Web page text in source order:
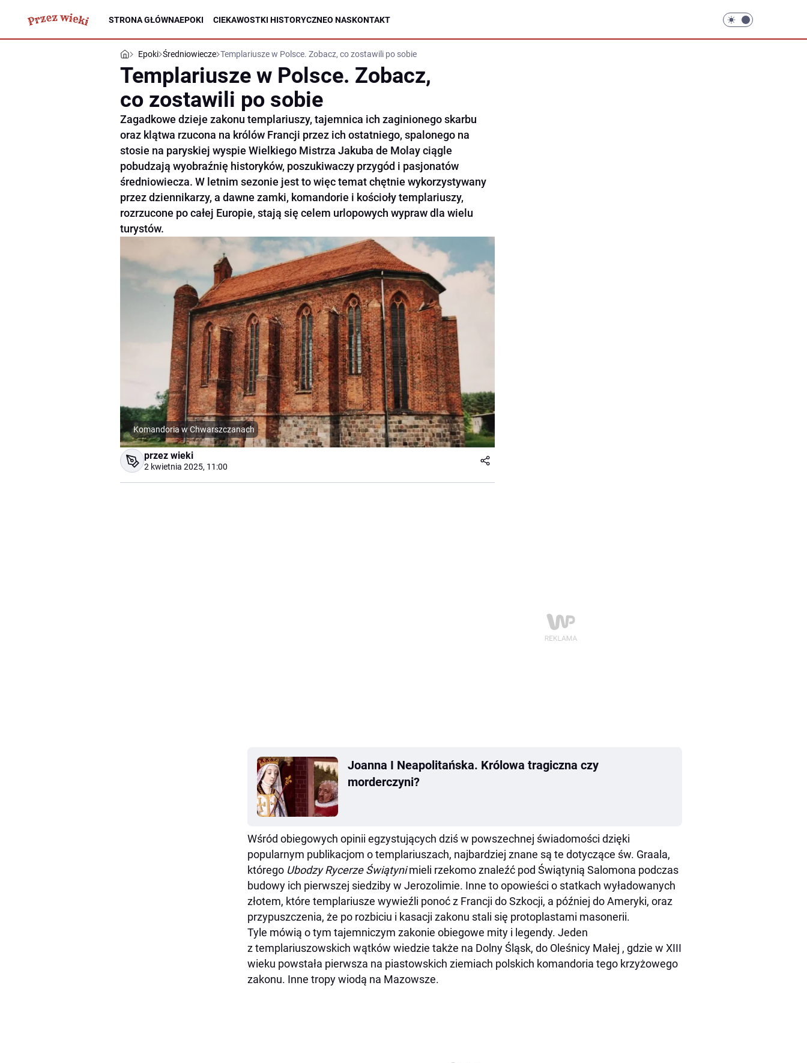
STRONA GŁÓWNAEPOKI CIEKAWOSTKI HISTORYCZNEO NASKONTAKT
Epoki Średniowiecze Templariusze w Polsce. Zobacz, co zostawili po sobie
Templariusze w Polsce. Zobacz,
co zostawili po sobie
Zagadkowe dzieje zakonu templariuszy, tajemnica ich zaginionego skarbu
oraz klątwa rzucona na królów Francji przez ich ostatniego, spalonego na
stosie na paryskiej wyspie Wielkiego Mistrza Jakuba de Molay ciągle
pobudzają wyobraźnię historyków, poszukiwaczy przygód i pasjonatów
średniowiecza. W letnim sezonie jest to więc temat chętnie wykorzystywany
przez dziennikarzy, a dawne zamki, komandorie i kościoły templariuszy,
rozrzucone po całej Europie, stają się celem urlopowych wypraw dla wielu
turystów.
Komandoria w Chwarszczanach
przez wieki
2 kwietnia 2025, 11:00
Joanna I Neapolitańska. Królowa tragiczna czy
morderczyni?
Wśród obiegowych opinii egzystujących dziś w powszechnej świadomości dzięki
popularnym publikacjom o templariuszach, najbardziej znane są te dotyczące św. Graala,
którego Ubodzy Rycerze Świątynimieli rzekomo znaleźć pod Świątynią Salomona podczas
budowy ich pierwszej siedziby w Jerozolimie. Inne to opowieści o statkach wyładowanych
złotem, które templariusze wywieźli ponoć z Francji do Szkocji, a później do Ameryki, oraz
przypuszczenia, że po rozbiciu i kasacji zakonu stali się protoplastami masonerii.
Tyle mówią o tym tajemniczym zakonie obiegowe mity i legendy. Jeden
z templariuszowskich wątków wiedzie także na Dolny Śląsk, do Oleśnicy Małej , gdzie w XIII
wieku powstała pierwsza na piastowskich ziemiach polskich komandoria tego krzyżowego
zakonu. Inne tropy wiodą na Mazowsze.